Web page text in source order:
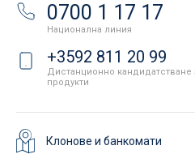
0700 1 17 17
Национална линия
+3592 811 20 99
Дистанционно кандидатстване
продукти
Клонове и банкомати